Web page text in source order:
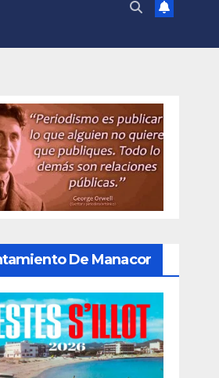
De Manacor